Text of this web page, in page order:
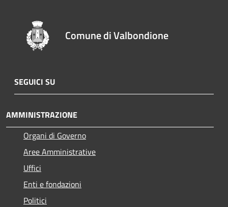
Comune di Valbondione
SEGUICI SU
AMMINISTRAZIONE
Organi di Governo
Aree Amministrative
Uffici
Enti e fondazioni
Politici